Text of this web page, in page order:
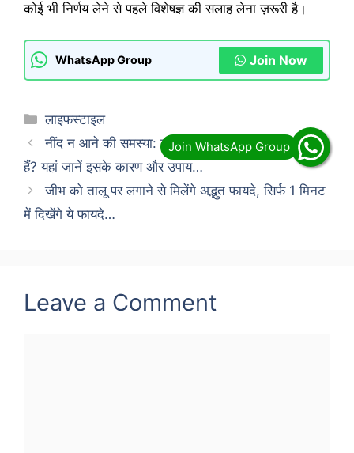
कोई भी निर्णय लेने से पहले विशेषज्ञ की सलाह लेना ज़रूरी है।
WhatsApp Group Join Now
Categories
लाइफस्टाइल
नींद न आने की समस्या: क्या आप भी आधी रात को जाग जाते
हैं? यहां जानें इसके कारण और उपाय…
जीभ को तालू पर लगाने से मिलेंगे अद्भुत फायदे, सिर्फ 1 मिनट
में दिखेंगे ये फायदे…
Leave a Comment